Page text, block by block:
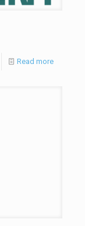
Read more